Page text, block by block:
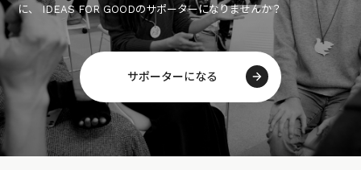
に、 IDEAS FOR GOODのサポーターになりませんか？
サポーターになる